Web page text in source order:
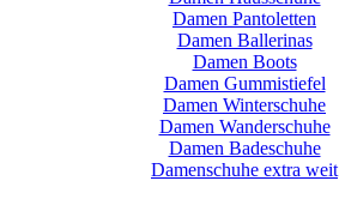
Damen Pantoletten
Damen Ballerinas
Damen Boots
Damen Gummistiefel
Damen Winterschuhe
Damen Wanderschuhe
Damen Badeschuhe
Damenschuhe extra weit